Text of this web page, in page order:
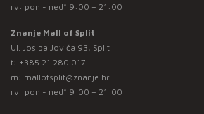
rv: pon - ned* 9:00 – 21:00
Znanje Mall of Split
Ul. Josipa Jovića 93, Split
t: +385 21 280 017
m: mallofsplit@znanje.hr
rv: pon - ned* 9:00 – 21:00